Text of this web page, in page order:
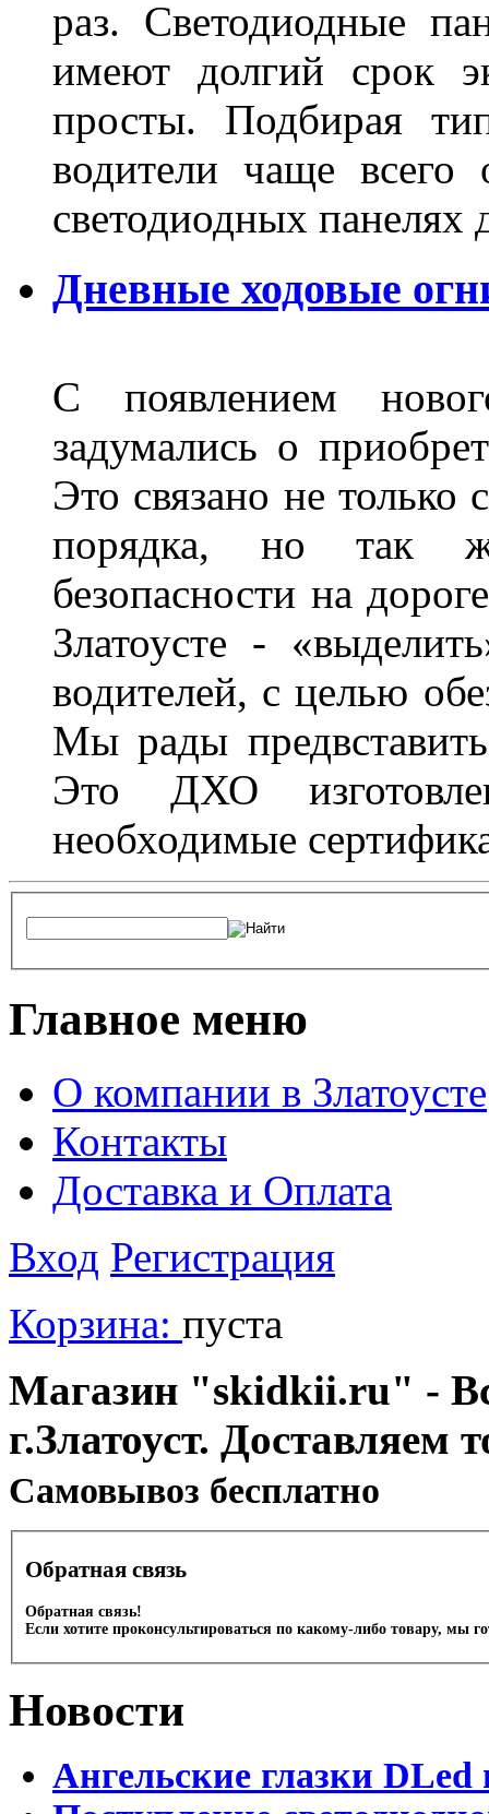
раз. Светодиодные
имеют долгий срок
просты. Подбирая
водители чаще всего
светодиодных
Дневные ходовые
С появлением
задумались о
Это связано не только
порядка, но так
безопасности на
Златоусте -
водителей, с целью
Мы рады
Это ДХО
необходимые
Главное меню
О компании в Златоусте
Контакты
Доставка и Оплата
Вход Регистрация
Корзина: пуста
Магазин "skidkii.ru" -
г.Златоуст.
Cамовывоз бесплатно
Обратная связь
Обратная связь!
Если хотите проконсультироваться по какому-либо товару, мы
Новости
Ангельские глазки DLed